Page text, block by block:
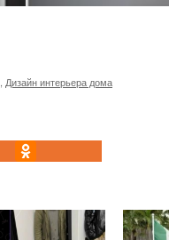
Дизайн интерьера дома